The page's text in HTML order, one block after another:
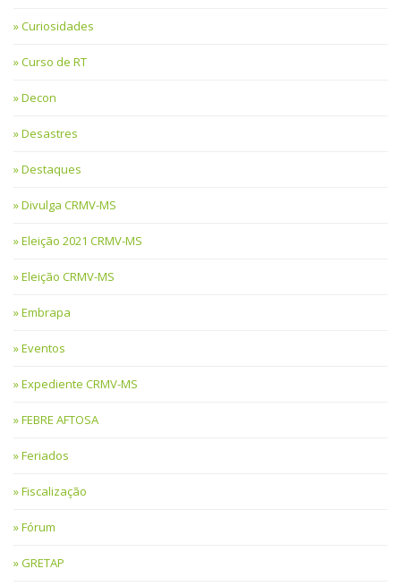
Curiosidades
Curso de RT
Decon
Desastres
Destaques
Divulga CRMV-MS
Eleição 2021 CRMV-MS
Eleição CRMV-MS
Embrapa
Eventos
Expediente CRMV-MS
FEBRE AFTOSA
Feriados
Fiscalização
Fórum
GRETAP